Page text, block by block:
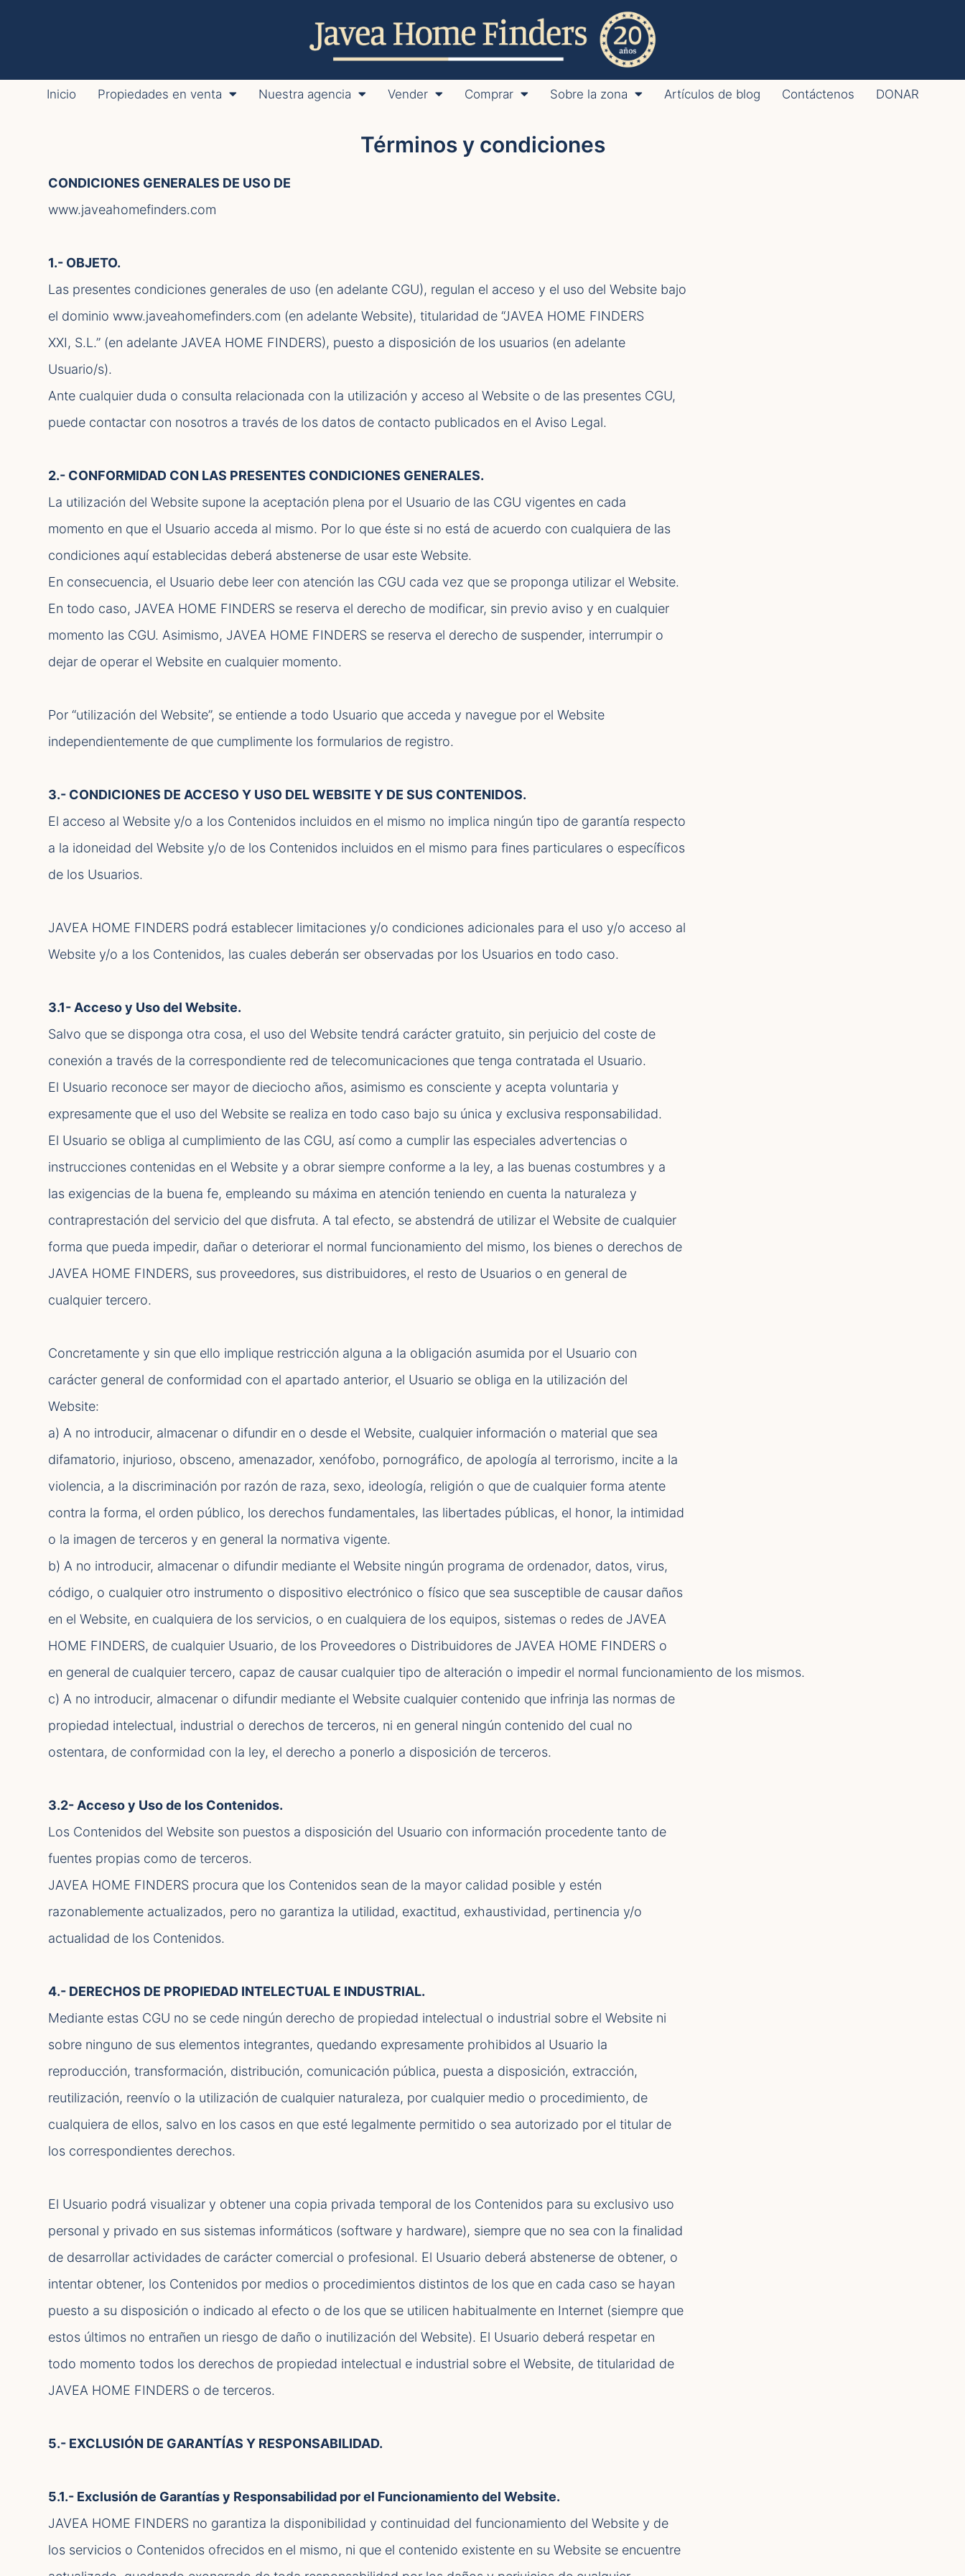
Inicio Propiedades en venta Nuestra agencia Vender Comprar Sobre la zona Artículos de blog Contáctenos DONAR
Términos y condiciones
CONDICIONES GENERALES DE USO DE
www.javeahomefinders.com
1.- OBJETO.
Las presentes condiciones generales de uso (en adelante CGU), regulan el acceso y el uso del Website bajo
el dominio www.javeahomefinders.com (en adelante Website), titularidad de “JAVEA HOME FINDERS
XXI, S.L.” (en adelante JAVEA HOME FINDERS), puesto a disposición de los usuarios (en adelante
Usuario/s).
Ante cualquier duda o consulta relacionada con la utilización y acceso al Website o de las presentes CGU,
puede contactar con nosotros a través de los datos de contacto publicados en el Aviso Legal.
2.- CONFORMIDAD CON LAS PRESENTES CONDICIONES GENERALES.
La utilización del Website supone la aceptación plena por el Usuario de las CGU vigentes en cada
momento en que el Usuario acceda al mismo. Por lo que éste si no está de acuerdo con cualquiera de las
condiciones aquí establecidas deberá abstenerse de usar este Website.
En consecuencia, el Usuario debe leer con atención las CGU cada vez que se proponga utilizar el Website.
En todo caso, JAVEA HOME FINDERS se reserva el derecho de modificar, sin previo aviso y en cualquier
momento las CGU. Asimismo, JAVEA HOME FINDERS se reserva el derecho de suspender, interrumpir o
dejar de operar el Website en cualquier momento.
Por “utilización del Website”, se entiende a todo Usuario que acceda y navegue por el Website
independientemente de que cumplimente los formularios de registro.
3.- CONDICIONES DE ACCESO Y USO DEL WEBSITE Y DE SUS CONTENIDOS.
El acceso al Website y/o a los Contenidos incluidos en el mismo no implica ningún tipo de garantía respecto
a la idoneidad del Website y/o de los Contenidos incluidos en el mismo para fines particulares o específicos
de los Usuarios.
JAVEA HOME FINDERS podrá establecer limitaciones y/o condiciones adicionales para el uso y/o acceso al
Website y/o a los Contenidos, las cuales deberán ser observadas por los Usuarios en todo caso.
3.1- Acceso y Uso del Website.
Salvo que se disponga otra cosa, el uso del Website tendrá carácter gratuito, sin perjuicio del coste de
conexión a través de la correspondiente red de telecomunicaciones que tenga contratada el Usuario.
El Usuario reconoce ser mayor de dieciocho años, asimismo es consciente y acepta voluntaria y
expresamente que el uso del Website se realiza en todo caso bajo su única y exclusiva responsabilidad.
El Usuario se obliga al cumplimiento de las CGU, así como a cumplir las especiales advertencias o
instrucciones contenidas en el Website y a obrar siempre conforme a la ley, a las buenas costumbres y a
las exigencias de la buena fe, empleando su máxima en atención teniendo en cuenta la naturaleza y
contraprestación del servicio del que disfruta. A tal efecto, se abstendrá de utilizar el Website de cualquier
forma que pueda impedir, dañar o deteriorar el normal funcionamiento del mismo, los bienes o derechos de
JAVEA HOME FINDERS, sus proveedores, sus distribuidores, el resto de Usuarios o en general de
cualquier tercero.
Concretamente y sin que ello implique restricción alguna a la obligación asumida por el Usuario con
carácter general de conformidad con el apartado anterior, el Usuario se obliga en la utilización del
Website:
a) A no introducir, almacenar o difundir en o desde el Website, cualquier información o material que sea
difamatorio, injurioso, obsceno, amenazador, xenófobo, pornográfico, de apología al terrorismo, incite a la
violencia, a la discriminación por razón de raza, sexo, ideología, religión o que de cualquier forma atente
contra la forma, el orden público, los derechos fundamentales, las libertades públicas, el honor, la intimidad
o la imagen de terceros y en general la normativa vigente.
b) A no introducir, almacenar o difundir mediante el Website ningún programa de ordenador, datos, virus,
código, o cualquier otro instrumento o dispositivo electrónico o físico que sea susceptible de causar daños
en el Website, en cualquiera de los servicios, o en cualquiera de los equipos, sistemas o redes de JAVEA
HOME FINDERS, de cualquier Usuario, de los Proveedores o Distribuidores de JAVEA HOME FINDERS o
en general de cualquier tercero, capaz de causar cualquier tipo de alteración o impedir el normal funcionamiento de los mismos.
c) A no introducir, almacenar o difundir mediante el Website cualquier contenido que infrinja las normas de
propiedad intelectual, industrial o derechos de terceros, ni en general ningún contenido del cual no
ostentara, de conformidad con la ley, el derecho a ponerlo a disposición de terceros.
3.2- Acceso y Uso de los Contenidos.
Los Contenidos del Website son puestos a disposición del Usuario con información procedente tanto de
fuentes propias como de terceros.
JAVEA HOME FINDERS procura que los Contenidos sean de la mayor calidad posible y estén
razonablemente actualizados, pero no garantiza la utilidad, exactitud, exhaustividad, pertinencia y/o
actualidad de los Contenidos.
4.- DERECHOS DE PROPIEDAD INTELECTUAL E INDUSTRIAL.
Mediante estas CGU no se cede ningún derecho de propiedad intelectual o industrial sobre el Website ni
sobre ninguno de sus elementos integrantes, quedando expresamente prohibidos al Usuario la
reproducción, transformación, distribución, comunicación pública, puesta a disposición, extracción,
reutilización, reenvío o la utilización de cualquier naturaleza, por cualquier medio o procedimiento, de
cualquiera de ellos, salvo en los casos en que esté legalmente permitido o sea autorizado por el titular de
los correspondientes derechos.
El Usuario podrá visualizar y obtener una copia privada temporal de los Contenidos para su exclusivo uso
personal y privado en sus sistemas informáticos (software y hardware), siempre que no sea con la finalidad
de desarrollar actividades de carácter comercial o profesional. El Usuario deberá abstenerse de obtener, o
intentar obtener, los Contenidos por medios o procedimientos distintos de los que en cada caso se hayan
puesto a su disposición o indicado al efecto o de los que se utilicen habitualmente en Internet (siempre que
estos últimos no entrañen un riesgo de daño o inutilización del Website). El Usuario deberá respetar en
todo momento todos los derechos de propiedad intelectual e industrial sobre el Website, de titularidad de
JAVEA HOME FINDERS o de terceros.
5.- EXCLUSIÓN DE GARANTÍAS Y RESPONSABILIDAD.
5.1.- Exclusión de Garantías y Responsabilidad por el Funcionamiento del Website.
JAVEA HOME FINDERS no garantiza la disponibilidad y continuidad del funcionamiento del Website y de
los servicios o Contenidos ofrecidos en el mismo, ni que el contenido existente en su Website se encuentre